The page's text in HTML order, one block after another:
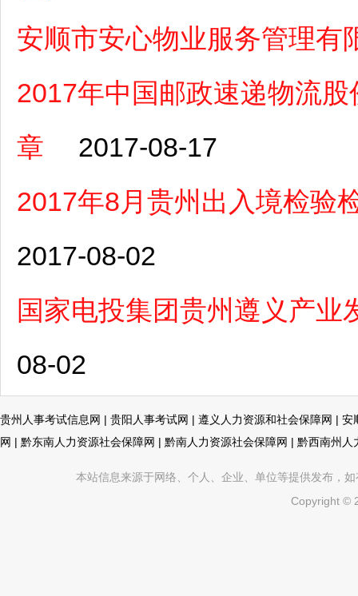
安顺市安心物业服务管理有
2017年中国邮政速递物流
章
2017-08-17
2017年8月贵州出入境检验
2017-08-02
国家电投集团贵州遵义产
08-02
贵州人事考试信息网 | 贵阳人事考试网 | 遵义人力资源和社会保障网 | 安
网 | 黔东南人力资源社会保障网 | 黔南人力资源社会保障网 | 黔西南州人
本站信息来源于网络、个人、企业、单位等提供发布，
Copyright ©